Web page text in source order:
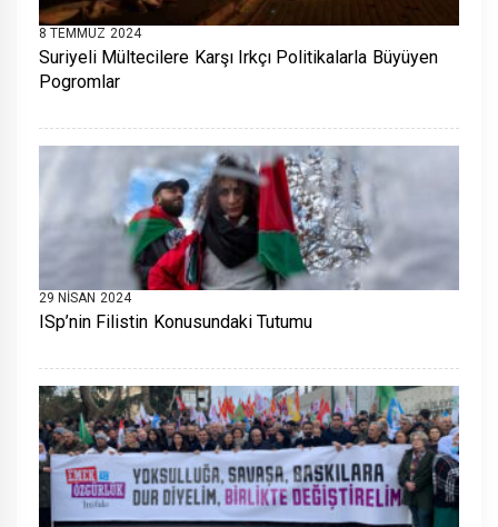
8 TEMMUZ 2024
Suriyeli Mültecilere Karşı Irkçı Politikalarla Büyüyen
Pogromlar
29 NISAN 2024
ISp’nin Filistin Konusundaki Tutumu